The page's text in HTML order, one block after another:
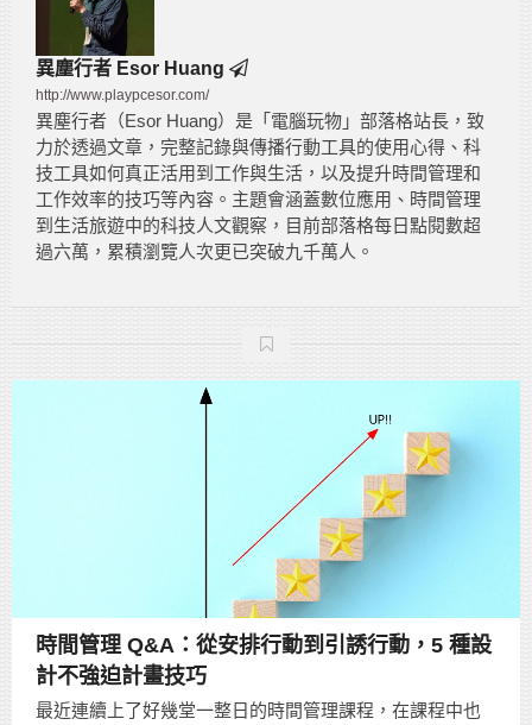
異塵行者 Esor Huang
http://www.playpcesor.com/
異塵行者（Esor Huang）是「電腦玩物」部落格站長，致
力於透過文章，完整記錄與傳播行動工具的使用心得、科
技工具如何真正活用到工作與生活，以及提升時間管理和
工作效率的技巧等內容。主題會涵蓋數位應用、時間管理
到生活旅遊中的科技人文觀察，目前部落格每日點閱數超
過六萬，累積瀏覽人次更已突破九千萬人。
時間管理 Q&A：從安排行動到引誘行動，5 種設
計不強迫計畫技巧
最近連續上了好幾堂一整日的時間管理課程，在課程中也